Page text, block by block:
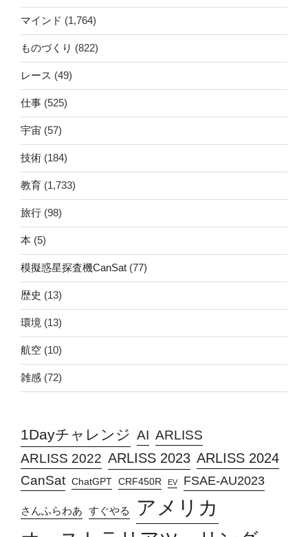
マインド (1,764)
ものづくり (822)
レース (49)
仕事 (525)
宇宙 (57)
技術 (184)
教育 (1,733)
旅行 (98)
本 (5)
模擬惑星探査機CanSat (77)
歴史 (13)
環境 (13)
航空 (10)
雑感 (72)
1Dayチャレンジ AI ARLISS
ARLISS 2022 ARLISS 2023 ARLISS 2024
CanSat ChatGPT CRF450R EV FSAE-AU2023
さんふらわあ すぐやる アメリカ